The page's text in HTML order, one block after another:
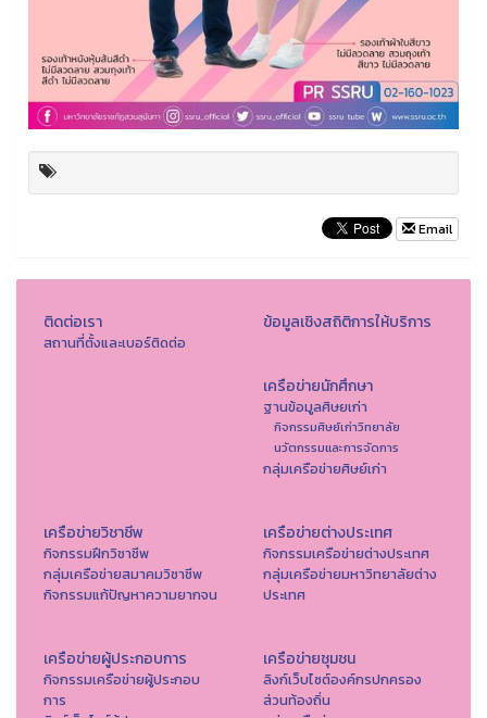
Email
ติดต่อเรา
สถานที่ตั้งและเบอร์ติดต่อ
ข้อมูลเชิงสถิติการให้บริการ
เครือข่ายนักศึกษา
ฐานข้อมูลศิษยเก่า
กิจกรรมศิษย์เก่าวิทยาลัย
นวัตกรรมและการจัดการ
กลุ่มเครือข่ายศิษย์เก่า
เครือข่ายวิชาชีพ
กิจกรรมฝึกวิชาชีพ
กลุ่มเครือข่ายสมาคมวิชาชีพ
กิจกรรมแก้ปัญหาความยากจน
เครือข่ายต่างประเทศ
กิจกรรมเครือข่ายต่างประเทศ
กลุ่มเครือข่ายมหาวิทยาลัยต่าง
ประเทศ
เครือข่ายผู้ประกอบการ
กิจกรรมเครือข่ายผู้ประกอบ
การ
เครือข่ายชุมชน
ลิงก์เว็บไซต์องค์กรปกครอง
ส่วนท้องถิ่น